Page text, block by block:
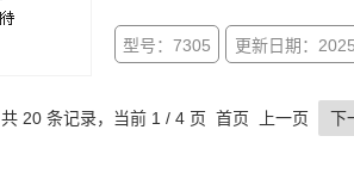
型号：7305 更新日期：
共 20 条记录，当前 1 / 4 页 首页 上一页 下